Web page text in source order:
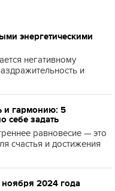
энергетическими
негативному
и
и гармонию: 5
себе задать
равновесие — это
счастья и достижения
2024 года